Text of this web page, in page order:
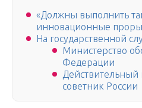
«Должны выполнить
инновационные
На государственной
Министерство
Федерации
Действительный
советник России